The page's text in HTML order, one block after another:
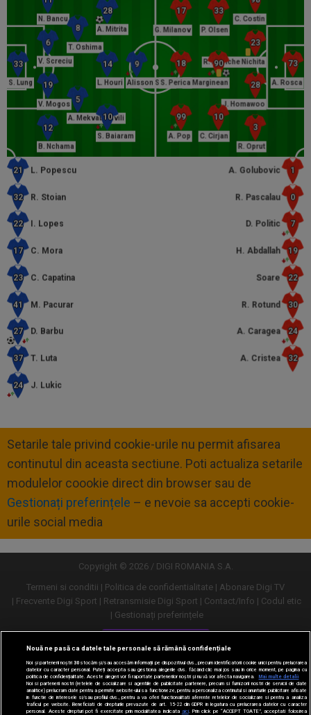
S. Lung
B. Nchama
V. Mogos
V. Screciu
N. Bancu
A. Mekvabishvili
T. Oshima
S. Baiaram
L. Houri
A. Mitrita
Alisson Safira
L. Popescu
R. Stoian
I. Lopes
C. Mora
C. Capatina
M. Pacurar
D. Barbu
T. Luta
J. Lukic
A. Rosca
C. Costin
R. Patriche Nichita
J. Homawoo
R. Oprut
P. Olsen
A. Marginean
C. Cirjan
G. Milanov
S. Perica
A. Pop
A. Golubovic
R. Pascalau
D. Politic
H. Abdallah
Soare
R. Rotund
A. Caragea
A. Cristea
Setarile tale privind cookie-urile nu permit afisarea
continutul din aceasta sectiune. Poti actualiza setarile
modulelor coookie direct din browser sau de
Gestionați preferințele – e nevoie sa accepti cookie-
urile social media
Copyright © 2026 / DIGI ROMANIA S.A.
Termeni si conditii
Politica de confidentialitate
Abonare Digi TV
Frecvente Digi Sport
Retransmisie Digi Sport Contact/Info
Codul etic
Gestionați preferințele
Versiune desktop
Nouă ne pasă ca datele tale personale să rămână confidențiale
Noi și partenerii noștri30stocăm și/sau accesăm informații pe dispozitivul dvs., precum identificatorii cookie unici pentru prelucrarea
datelor cu caracter personal. Puteți accepta sau gestiona alegerile dvs. făcând clic mai jos sau în orice moment, pe pagina cu
politica de confidențialitate. Aceste alegeri vor fi raportate partenerilor noștri și nu vă vor afecta navigarea.
Mai multe detalii
Noi si partenerii nostri (retelele de socializare si agentiile de publicitate partenere, precum si furnizorii nostri de servicii de date
analitice) prelucram date pentru a permite website-ului sa functioneze, pentru a personaliza continutul si anunturile publicitare afisate
in functie de interesele si/sau profilul dvs., pentru a va oferi functionalitati aferente retelelor de socializare si pentru a analiza
traficul pe website. Beneficiati de drepturile prevazute de art. 15-22 din GDPR in legatura cu prelucrarea datelor cu caracter
personal. Aceste drepturi pot fi exercitate prin modalitatea indicata aici. Prin click pe “ACCEPT TOATE”, acceptati folosirea